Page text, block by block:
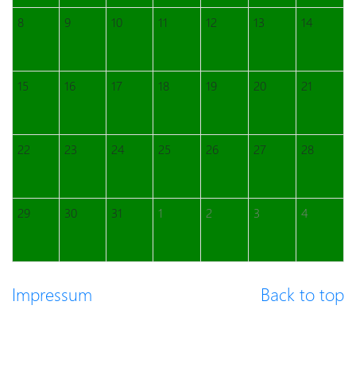
8 9 10 11 12 13 14
15 16 17 18 19 20 21
22 23 24 25 26 27 28
29 30 31 1 2 3 4
Back to top
Impressum